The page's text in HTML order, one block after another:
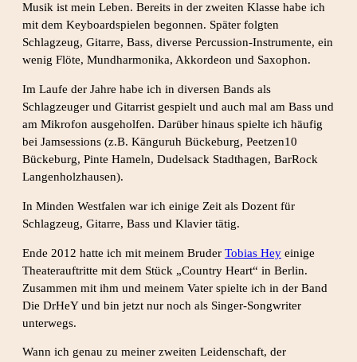
Musik ist mein Leben. Bereits in der zweiten Klasse habe ich
mit dem Keyboardspielen begonnen. Später folgten
Schlagzeug, Gitarre, Bass, diverse Percussion-Instrumente, ein
wenig Flöte, Mundharmonika, Akkordeon und Saxophon.
​Im Laufe der Jahre habe ich in diversen Bands als
Schlagzeuger und Gitarrist gespielt und auch mal am Bass und
am Mikrofon ausgeholfen. Darüber hinaus spielte ich häufig
bei Jamsessions (z.B. Känguruh Bückeburg, Peetzen10
Bückeburg, Pinte Hameln, Dudelsack Stadthagen, BarRock
Langenholzhausen).
In Minden Westfalen war ich einige Zeit als Dozent für
Schlagzeug, Gitarre, Bass und Klavier tätig.
Ende 2012 hatte ich mit meinem Bruder Tobias Hey einige
Theaterauftritte mit dem Stück „Country Heart“ in Berlin.
Zusammen mit ihm und meinem Vater spielte ich in der Band
Die DrHeY und bin jetzt nur noch als Singer-Songwriter
unterwegs.
Wann ich genau zu meiner zweiten Leidenschaft, der